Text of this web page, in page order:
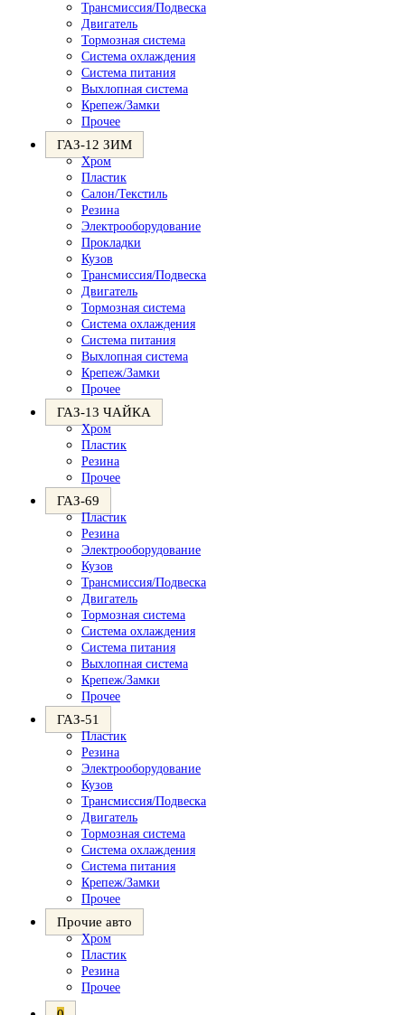
Трансмиссия/Подвеска
Двигатель
Тормозная система
Система охлаждения
Система питания
Выхлопная система
Крепеж/Замки
Прочее
ГАЗ-12 ЗИМ
Хром
Пластик
Салон/Текстиль
Резина
Электрооборудование
Прокладки
Кузов
Трансмиссия/Подвеска
Двигатель
Тормозная система
Система охлаждения
Система питания
Выхлопная система
Крепеж/Замки
Прочее
ГАЗ-13 ЧАЙКА
Хром
Пластик
Резина
Прочее
ГАЗ-69
Пластик
Резина
Электрооборудование
Кузов
Трансмиссия/Подвеска
Двигатель
Тормозная система
Система охлаждения
Система питания
Выхлопная система
Крепеж/Замки
Прочее
ГАЗ-51
Пластик
Резина
Электрооборудование
Кузов
Трансмиссия/Подвеска
Двигатель
Тормозная система
Система охлаждения
Система питания
Крепеж/Замки
Прочее
Прочие авто
Хром
Пластик
Резина
Прочее